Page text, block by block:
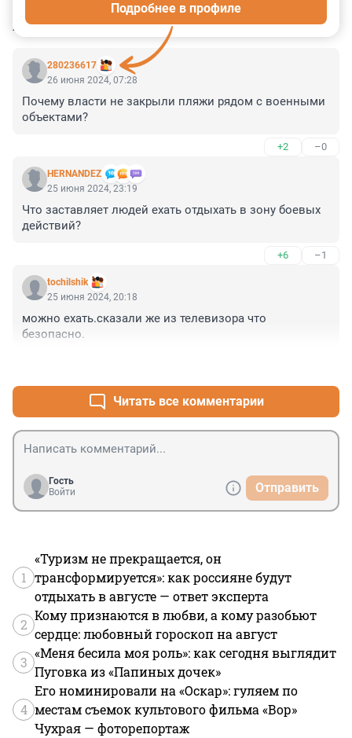
КОММЕНТАРИИ 18
280236617
Подробнее в профиле
26 июня 2024, 07:28
Почему власти не закрыли пляжи рядом с военными
объектами?
+2 –0
HERNANDEZ
25 июня 2024, 23:19
Что заставляет людей ехать отдыхать в зону боевых
действий?
+6 –1
tochilshik
25 июня 2024, 20:18
можно ехать.сказали же из телевизора что
безопасно.
Читать все комментарии
Гость
Войти
Отправить
1
«Туризм не прекращается, он
трансформируется»: как россияне будут
отдыхать в августе — ответ эксперта
2
Кому признаются в любви, а кому разобьют
сердце: любовный гороскоп на август
3
«Меня бесила моя роль»: как сегодня выглядит
Пуговка из «Папиных дочек»
4
Его номинировали на «Оскар»: гуляем по
местам съемок культового фильма «Вор»
Чухрая — фоторепортаж